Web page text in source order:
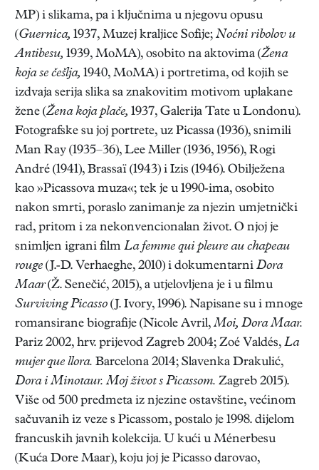
MP) i slikama, pa i ključnima u njegovu opusu
(Guernica, 1937, Muzej kraljice Sofije; Noćni ribolov u
Antibesu, 1939, MoMA), osobito na aktovima (Žena
koja se češlja, 1940, MoMA) i portretima, od kojih se
izdvaja serija slika sa znakovitim motivom uplakane
žene (Žena koja plače, 1937, Galerija Tate u Londonu).
Fotografske su joj portrete, uz Picassa (1936), snimili
Man Ray (1935–36), Lee Miller (1936, 1956), Rogi
André (1941), Brassaï (1943) i Izis (1946). Obilježena
kao »Picassova muza«; tek je u 1990-ima, osobito
nakon smrti, poraslo zanimanje za njezin umjetnički
rad, pritom i za nekonvencionalan život. O njoj je
snimljen igrani film La femme qui pleure au chapeau
rouge (J.-D. Verhaeghe, 2010) i dokumentarni Dora
Maar(Ž. Senečić, 2015), a utjelovljena je i u filmu
Surviving Picasso (J. Ivory, 1996). Napisane su i mnoge
romansirane biografije (Nicole Avril,Moi, Dora Maar.
Pariz 2002, hrv. prijevod Zagreb 2004; Zoé Valdés, La
mujer que llora. Barcelona 2014; Slavenka Drakulić,
Dora i Minotaur. Moj život s Picassom. Zagreb 2015).
Više od 500 predmeta iz njezine ostavštine, većinom
sačuvanih iz veze s Picassom, postalo je 1998. dijelom
francuskih javnih kolekcija. U kući u Ménerbesu
(Kuća Dore Maar), koju joj je Picasso darovao,